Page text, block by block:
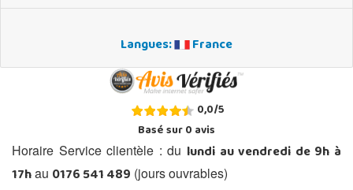
Langues: France
0,0/5
Basé sur0avis
Horaire Service clientèle : du lundi au vendredi de 9h à
17hau 0176 541 489 (jours ouvrables)